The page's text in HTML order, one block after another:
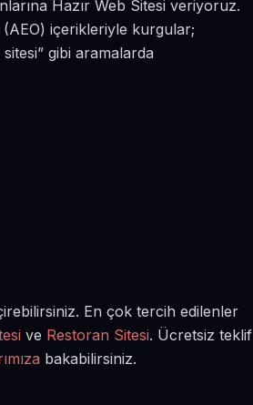
Hazır Web Sitesi veriyoruz.
içerikleriyle kurgular;
gibi aramalarda
En çok tercih edilenler
ve Restoran Sitesi. Ücretsiz teklif
bakabilirsiniz.